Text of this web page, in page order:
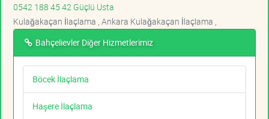
0542 188 45 42 Güçlü Usta
Kulağakaçan İlaçlama , Ankara Kulağakaçan İlaçlama ,
Bahçelievler Diğer Hizmetlerimiz
Böcek İlaçlama
Haşere İlaçlama